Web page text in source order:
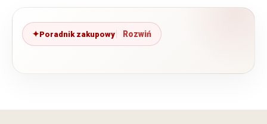
Poradnik zakupowy